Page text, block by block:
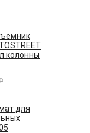
колонны
для